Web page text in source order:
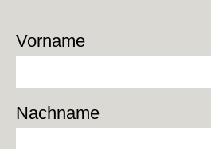
Vorname
Nachname